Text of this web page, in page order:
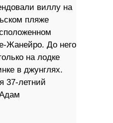
виллу на
пляже
Жанейро. До него
на лодке
в джунглях.
37-летний